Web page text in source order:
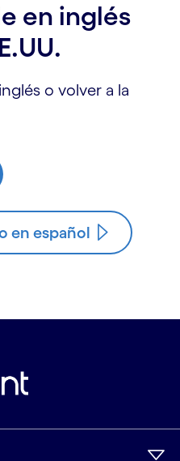
en inglés
o volver a la
en español